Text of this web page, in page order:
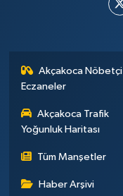
Akçakoca Nöbetçi
Eczaneler
Akçakoca Trafik
Yoğunluk Haritası
Tüm Manşetler
Haber Arşivi